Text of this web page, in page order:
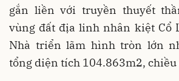
gắn liền với truyền thuyết
vùng đất địa linh nhân kiệt Cổ
Nhà triển lãm hình tròn lớn
tổng diện tích 104.863m2, chiều